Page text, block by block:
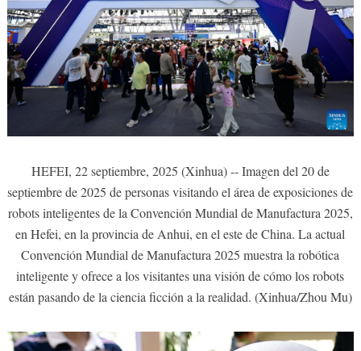
HEFEI, 22 septiembre, 2025 (Xinhua) -- Imagen del 20 de
septiembre de 2025 de personas visitando el área de exposiciones de
robots inteligentes de la Convención Mundial de Manufactura 2025,
en Hefei, en la provincia de Anhui, en el este de China. La actual
Convención Mundial de Manufactura 2025 muestra la robótica
inteligente y ofrece a los visitantes una visión de cómo los robots
están pasando de la ciencia ficción a la realidad. (Xinhua/Zhou Mu)